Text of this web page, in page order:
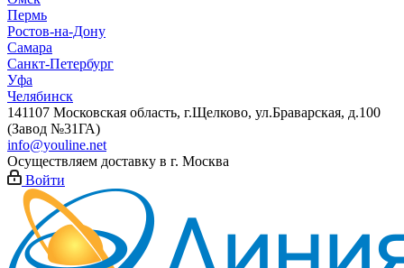
Пермь
Ростов-на-Дону
Самара
Санкт-Петербург
Уфа
Челябинск
141107 Московская область, г.Щелково, ул.Браварская, д.100
(Завод №31ГА)
info@youline.net
Осуществляем доставку в г. Москва
Войти